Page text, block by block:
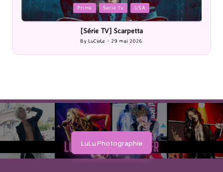
Posted
in
Prime Serie Tv USA
[Série TV] Scarpetta
Posted
by
By LuCioLe 29 mai 2026
LuLu Photographie